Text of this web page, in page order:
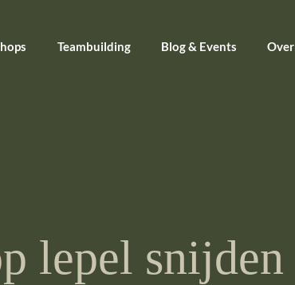
Teambuilding Blog & Events Over
lepel snijden